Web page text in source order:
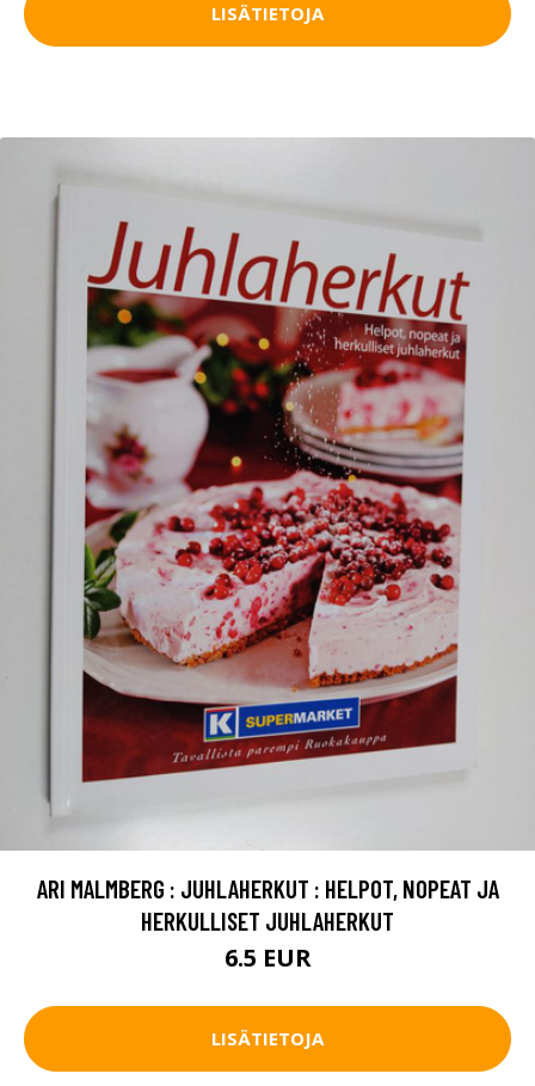
LISÄTIETOJA
ARI MALMBERG : JUHLAHERKUT : HELPOT, NOPEAT JA
HERKULLISET JUHLAHERKUT
6.5 EUR
LISÄTIETOJA